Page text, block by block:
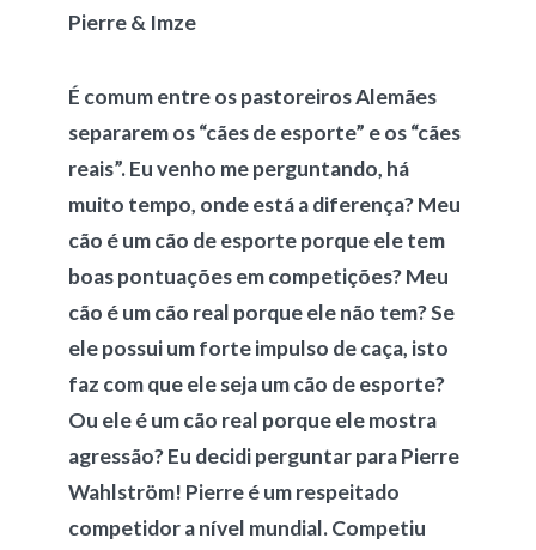
Pierre & Imze
É comum entre os pastoreiros Alemães
separarem os “cães de esporte” e os “cães
reais”. Eu venho me perguntando, há
muito tempo, onde está a diferença? Meu
cão é um cão de esporte porque ele tem
boas pontuações em competições? Meu
cão é um cão real porque ele não tem? Se
ele possui um forte impulso de caça, isto
faz com que ele seja um cão de esporte?
Ou ele é um cão real porque ele mostra
agressão? Eu decidi perguntar para Pierre
Wahlström! Pierre é um respeitado
competidor a nível mundial. Competiu